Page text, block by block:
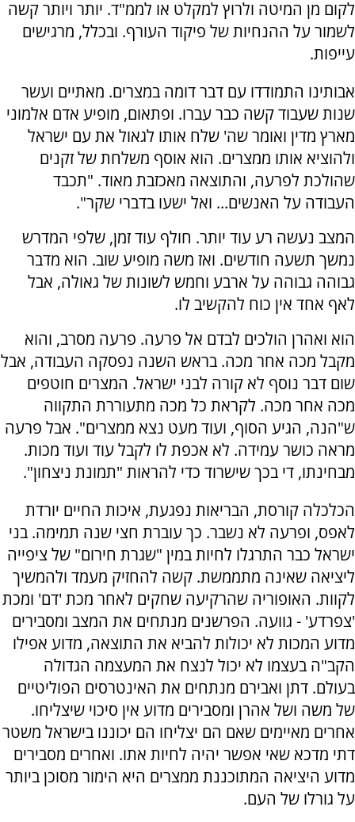
לקום מן המיטה ולרוץ למקלט או לממ"ד. יותר ויותר קשה
לשמור על ההנחיות של פיקוד העורף. ובכלל, מרגישים
עייפות.
אבותינו התמודדו עם דבר דומה במצרים. מאתיים ועשר
שנות שעבוד קשה כבר עברו. ופתאום, מופיע אדם אלמוני
מארץ מדין ואומר שה' שלח אותו לגאול את עם ישראל
ולהוציא אותו ממצרים. הוא אוסף משלחת של זקנים
שהולכת לפרעה, והתוצאה מאכזבת מאוד. "תכבד
העבודה על האנשים... ואל ישעו בדברי שקר".
המצב נעשה רע עוד יותר. חולף עוד זמן, שלפי המדרש
נמשך תשעה חודשים. ואז משה מופיע שוב. הוא מדבר
גבוהה גבוהה על ארבע וחמש לשונות של גאולה, אבל
לאף אחד אין כוח להקשיב לו.
הוא ואהרן הולכים לבדם אל פרעה. פרעה מסרב, והוא
מקבל מכה אחר מכה. בראש השנה נפסקה העבודה, אבל
שום דבר נוסף לא קורה לבני ישראל. המצרים חוטפים
מכה אחר מכה. לקראת כל מכה מתעוררת התקווה
ש"הנה, הגיע הסוף, ועוד מעט נצא ממצרים". אבל פרעה
מראה כושר עמידה. לא אכפת לו לקבל עוד ועוד מכות.
מבחינתו, די בכך שישרוד כדי להראות "תמונת ניצחון".
הכלכלה קורסת, הבריאות נפגעת, איכות החיים יורדת
לאפס, ופרעה לא נשבר. כך עוברת חצי שנה תמימה. בני
ישראל כבר התרגלו לחיות במין "שגרת חירום" של ציפייה
ליציאה שאינה מתממשת. קשה להחזיק מעמד ולהמשיך
לקוות. האופוריה שהרקיעה שחקים לאחר מכת 'דם' ומכת
'צפרדע' - גוועה. הפרשנים מנתחים את המצב ומסבירים
מדוע המכות לא יכולות להביא את התוצאה, מדוע אפילו
הקב"ה בעצמו לא יכול לנצח את המעצמה הגדולה
בעולם. דתן ואבירם מנתחים את האינטרסים הפוליטיים
של משה ושל אהרן ומסבירים מדוע אין סיכוי שיצליחו.
אחרים מאיימים שאם הם יצליחו הם יכוננו בישראל משטר
דתי מדכא שאי אפשר יהיה לחיות אתו. ואחרים מסבירים
מדוע היציאה המתוכננת ממצרים היא הימור מסוכן ביותר
על גורלו של העם.